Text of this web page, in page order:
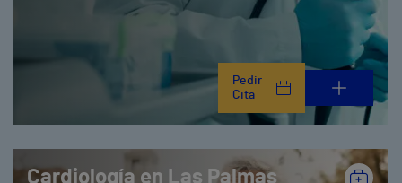
Pedir
Cita
Cardiología en Las Palmas